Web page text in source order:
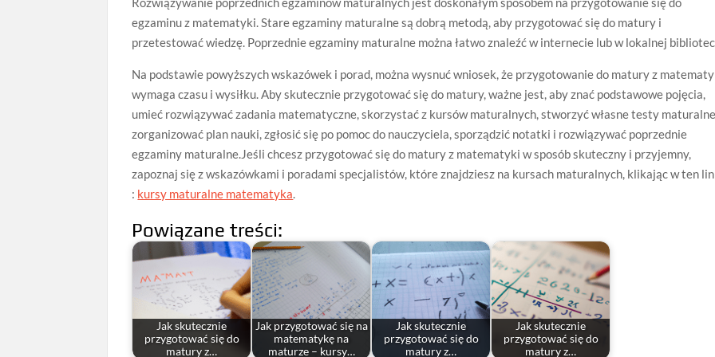
egzaminu z matematyki. Stare egzaminy maturalne są dobrą metodą, aby przygotować się do matury i
przetestować wiedzę. Poprzednie egzaminy maturalne można łatwo znaleźć w internecie lub w lokalnej
Na podstawie powyższych wskazówek i porad, można wysnuć wniosek, że przygotowanie do matury z
wymaga czasu i wysiłku. Aby skutecznie przygotować się do matury, ważne jest, aby znać podstawowe pojęcia,
umieć rozwiązywać zadania matematyczne, skorzystać z kursów maturalnych, stworzyć własne testy
zorganizować plan nauki, zgłosić się po pomoc do nauczyciela, sporządzić notatki i rozwiązywać poprzednie
egzaminy maturalne.Jeśli chcesz przygotować się do matury z matematyki w sposób skuteczny i przyjemny,
zapoznaj się z wskazówkami i poradami specjalistów, które znajdziesz na kursach maturalnych, klikając w ten
: kursy maturalne matematyka.
Powiązane treści:
Jak skutecznie
przygotować się do
matury z…
Jak przygotować się na
matematykę na
maturze – kursy…
Jak skutecznie
przygotować się do
matury z…
Jak skutecznie
przygotować się do
matury z…